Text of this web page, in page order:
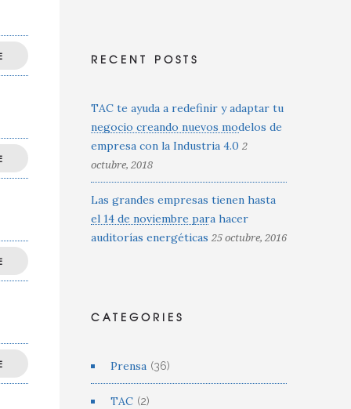
RECENT POSTS
TAC te ayuda a redefinir y adaptar tu
negocio creando nuevos modelos de
empresa con la Industria 4.0 2
octubre, 2018
Las grandes empresas tienen hasta
el 14 de noviembre para hacer
auditorías energéticas 25 octubre, 2016
CATEGORIES
Prensa (36)
TAC (2)